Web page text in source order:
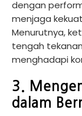
dengan
menjaga
Menurutnya,
tengah
menghadapi
3.
dalam